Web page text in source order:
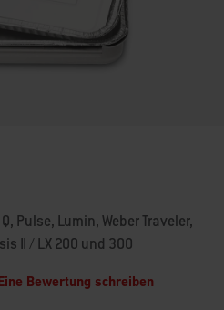
Pulse, Lumin, Weber Traveler,
II / LX 200 und 300
Bewertung schreiben